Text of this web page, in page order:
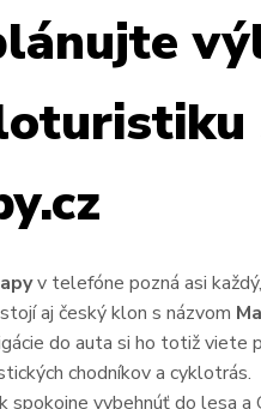
v telefóne pozná asi
aj český klon s názvom
do auta si ho totiž viete
chodníkov a cyklotrás.
spokojne vybehnúť do lesa a